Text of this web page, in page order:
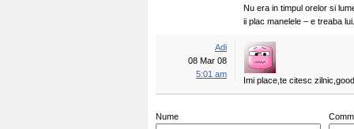
Nu era in timpul orelor si
ii plac manelele – e treaba lui.
Adi
08 Mar 08
5:01 am
Imi place,te citesc
Nume